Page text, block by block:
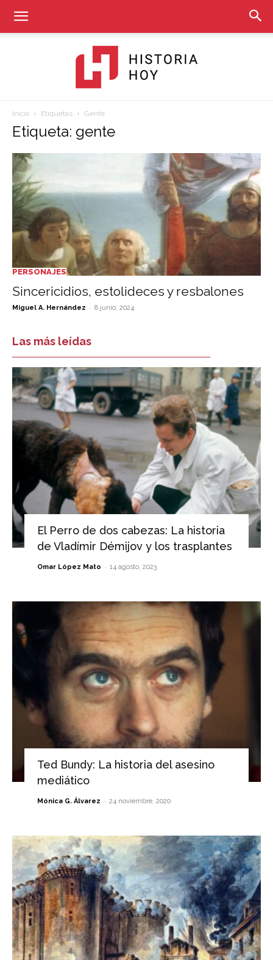
Hoy
Inicio Etiquetas Gente
Etiqueta: gente
PERSONAJES
Sincericidios, estolideces y resbalones
Miguel A. Hernández - 8 junio, 2024
Las más leídas
El Perro de dos cabezas: La historia
de Vladímir Démijov y los trasplantes
Omar López Mato - 14 agosto, 2023
Ted Bundy: La historia del asesino
mediático
Mónica G. Álvarez - 24 noviembre, 2020